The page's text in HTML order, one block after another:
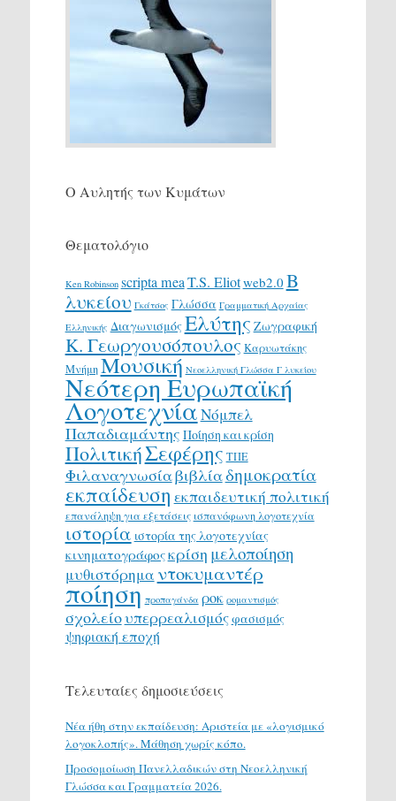
Ο Αυλητής των Κυμάτων
Θεματολόγιο
Ken Robinson scripta meaT.S. Eliotweb2.0 Β
λυκείου Γκάτσος Γλώσσα Γραμματική Αρχαίας
Ελληνικής ΔιαγωνισμόςΕλύτης Ζωγραφική
Κ. Γεωργουσόπουλος Καρυωτάκης
ΜνήμηΜουσική Νεοελληνική Γλώσσα Γ λυκείου
Νεότερη Ευρωπαϊκή
ΛογοτεχνίαΝόμπελ
Παπαδιαμάντης Ποίηση και κρίση
ΠολιτικήΣεφέρης ΤΠΕ
Φιλαναγνωσίαβιβλίαδημοκρατία
εκπαίδευση εκπαιδευτική πολιτική
επανάληψη για εξετάσεις ισπανόφωνη λογοτεχνία
ιστορία ιστορία της λογοτεχνίας
κινηματογράφοςκρίση μελοποίηση
μυθιστόρημα ντοκυμαντέρ
ποίηση προπαγάνδα ροκ ρομαντισμός
σχολείουπερρεαλισμόςφασισμός
ψηφιακή εποχή
Τελευταίες δημοσιεύσεις
Νέα ήθη στην εκπαίδευση: Αριστεία με «λογισμικό
λογοκλοπής». Μάθηση χωρίς κόπο.
Προσομοίωση Πανελλαδικών στη Νεοελληνική
Γλώσσα και Γραμματεία 2026.